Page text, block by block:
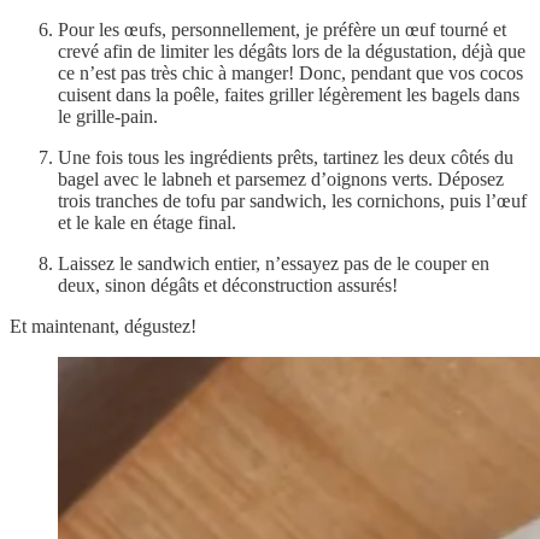
Pour les œufs, personnellement, je préfère un œuf tourné et
crevé afin de limiter les dégâts lors de la dégustation, déjà que
ce n’est pas très chic à manger! Donc, pendant que vos cocos
cuisent dans la poêle, faites griller légèrement les bagels dans
le grille-pain.
Une fois tous les ingrédients prêts, tartinez les deux côtés du
bagel avec le labneh et parsemez d’oignons verts. Déposez
trois tranches de tofu par sandwich, les cornichons, puis l’œuf
et le kale en étage final.
Laissez le sandwich entier, n’essayez pas de le couper en
deux, sinon dégâts et déconstruction assurés!
Et maintenant, dégustez!